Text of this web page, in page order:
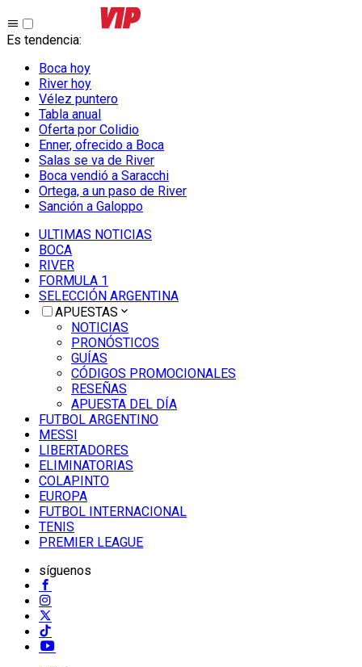
Es tendencia:
Boca hoy
River hoy
Vélez puntero
Tabla anual
Oferta por Colidio
Enner, ofrecido a Boca
Salas se va de River
Boca vendió a Saracchi
Ortega, a un paso de River
Sanción a Galoppo
ULTIMAS NOTICIAS
BOCA
RIVER
FORMULA 1
SELECCIÓN ARGENTINA
APUESTAS
NOTICIAS
PRONÓSTICOS
GUÍAS
CÓDIGOS PROMOCIONALES
RESEÑAS
APUESTA DEL DÍA
FUTBOL ARGENTINO
MESSI
LIBERTADORES
ELIMINATORIAS
COLAPINTO
EUROPA
FUTBOL INTERNACIONAL
TENIS
PREMIER LEAGUE
síguenos